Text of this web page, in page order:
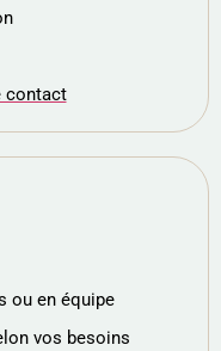
contact
ou en équipe
vos besoins